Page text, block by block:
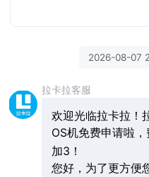
2026-08-07
拉卡拉客服
欢迎光临拉卡拉！
OS机免费申请啦
加3！
您好，为了更方便